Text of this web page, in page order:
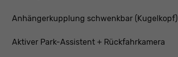
Anhängerkupplung schwenkbar (Kugelkopf)
Aktiver Park-Assistent + Rückfahrkamera